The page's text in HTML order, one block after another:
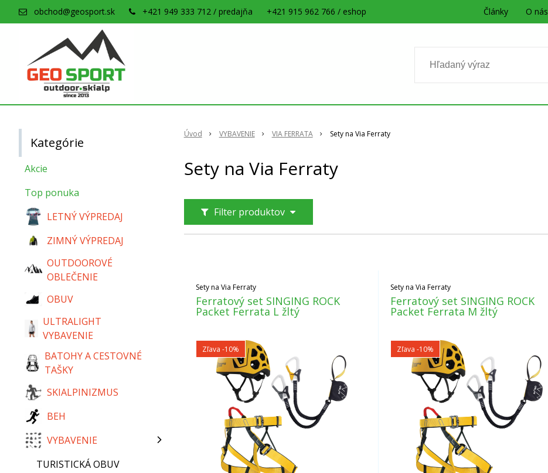
obchod@geosport.sk +421 949 333 712 / predajňa +421 915 962 766 / eshop Články O nás
Úvod VYBAVENIE VIA FERRATA Sety na Via Ferraty
Sety na Via Ferraty
Filter produktov
Sety na Via Ferraty
Ferratový set SINGING ROCK
Packet Ferrata L žltý
Zľava -10%
Sety na Via Ferraty
Ferratový set SINGING ROCK
Packet Ferrata M žltý
Zľava -10%
Kategórie
Akcie
Top ponuka
LETNÝ VÝPREDAJ
ZIMNÝ VÝPREDAJ
OUTDOOROVÉ
OBLEČENIE
OBUV
ULTRALIGHT
VYBAVENIE
BATOHY A CESTOVNÉ
TAŠKY
SKIALPINIZMUS
BEH
VYBAVENIE
TURISTICKÁ OBUV